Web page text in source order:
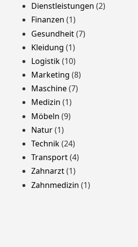
Dienstleistungen (2)
Finanzen (1)
Gesundheit(7)
Kleidung (1)
Logistik(10)
Marketing (8)
Maschine(7)
Medizin (1)
Möbeln (9)
Natur(1)
Technik(24)
Transport(4)
Zahnarzt(1)
Zahnmedizin (1)